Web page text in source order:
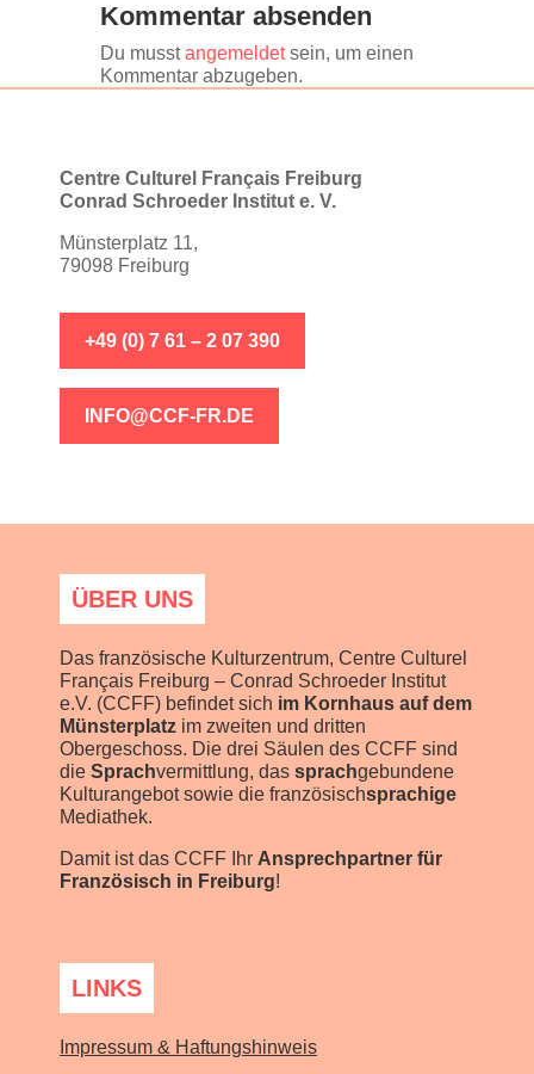
Kommentar absenden
Du musstangemeldetsein, um einen
Kommentar abzugeben.
Centre Culturel Français Freiburg
Conrad Schroeder Institut e. V.
Münsterplatz 11,
79098 Freiburg
+49 (0) 7 61 – 2 07 390
INFO@CCF-FR.DE
ÜBER UNS
Das französische Kulturzentrum, Centre Culturel
Français Freiburg – Conrad Schroeder Institut
e.V. (CCFF) befindet sich im Kornhaus auf dem
Münsterplatz im zweiten und dritten
Obergeschoss. Die drei Säulen des CCFF sind
die Sprachvermittlung, das sprachgebundene
Kulturangebot sowie die französischsprachige
Mediathek.
Damit ist das CCFF Ihr Ansprechpartner für
Französisch in Freiburg!
LINKS
Impressum & Haftungshinweis